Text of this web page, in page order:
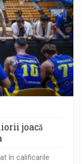
joacǎ
în calificarile